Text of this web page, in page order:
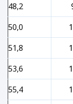
48,2
50,0
51,8
53,6
55,4